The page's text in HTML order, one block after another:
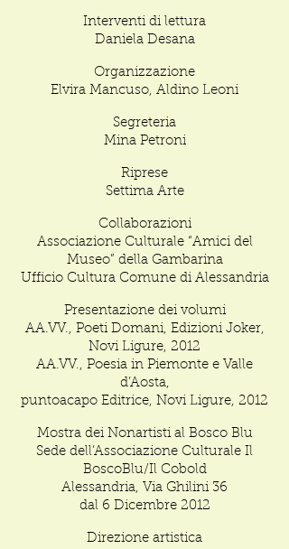
Interventi di lettura
Daniela Desana
Organizzazione
Elvira Mancuso, Aldino Leoni
Segreteria
Mina Petroni
Riprese
Settima Arte
Collaborazioni
Associazione Culturale “Amici del
Museo” della Gambarina
Ufficio Cultura Comune di Alessandria
Presentazione dei volumi
AA.VV., Poeti Domani, Edizioni Joker,
Novi Ligure, 2012
AA.VV., Poesia in Piemonte e Valle
d’Aosta,
puntoacapo Editrice, Novi Ligure, 2012
Mostra dei Nonartisti al Bosco Blu
Sede dell’Associazione Culturale Il
BoscoBlu/Il Cobold
Alessandria, Via Ghilini 36
dal 6 Dicembre 2012
Direzione artistica